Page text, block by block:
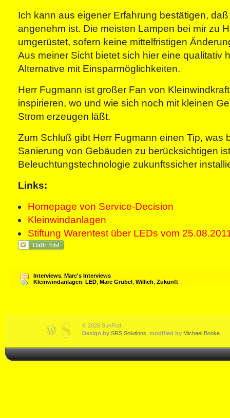
Ich kann aus eigener Erfahrung bestätigen,
angenehm ist. Die meisten Lampen bei mir zu
umgerüstet, sofern keine mittelfristigen
Aus meiner Sicht bietet sich hier eine qualitativ
Alternative mit Einsparmöglichkeiten.
Herr Fugmann ist großer Fan von
inspirieren, wo und wie sich noch mit kleinen
Strom erzeugen läßt.
Zum Schluß gibt Herr Fugmann einen Tip, was
Sanierung von Gebäuden zu berücksichtigen
Beleuchtungstechnologie zukunftssicher
Links:
Homepage von Service-Decision
Kleinwindanlagen
Stiftung Warentest über LEDs vom
Interviews Marc's Interviews
Kleinwindanlagen LED Marc Grübel Willich Zukunft
© 2026 SunPod
Design by SRS Solutions modified by Michael Bonke